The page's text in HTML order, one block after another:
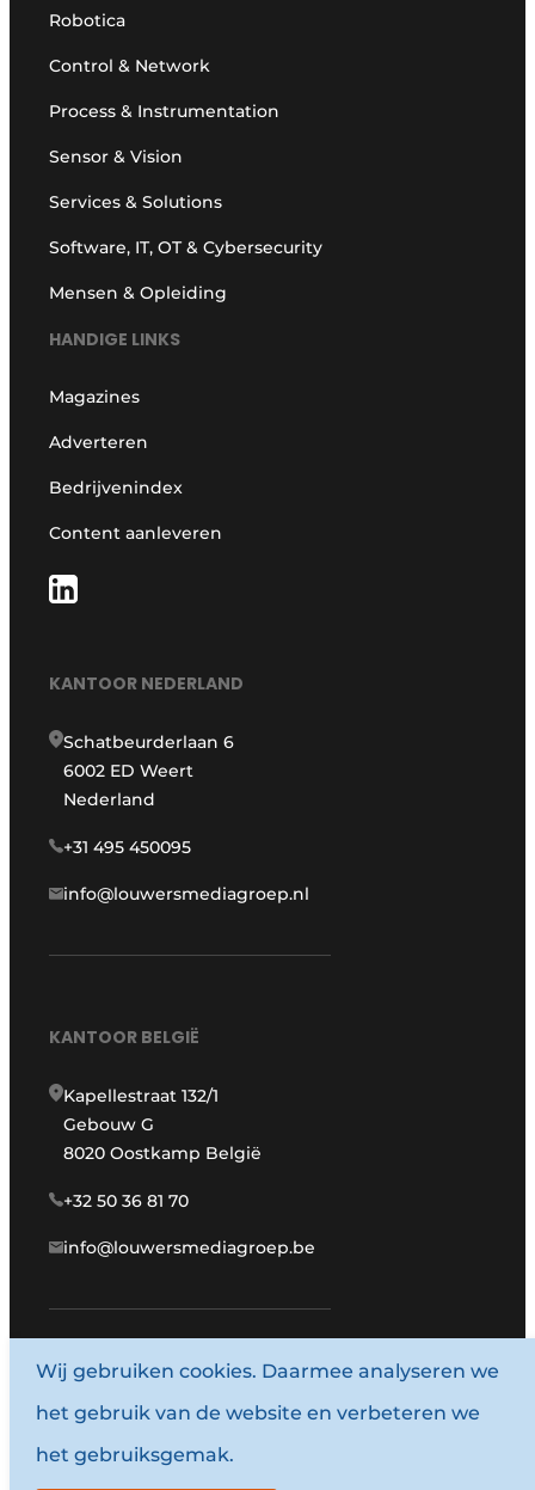
Robotica
Control & Network
Process & Instrumentation
Sensor & Vision
Services & Solutions
Software, IT, OT & Cybersecurity
Mensen & Opleiding
HANDIGE LINKS
Magazines
Adverteren
Bedrijvenindex
Content aanleveren
KANTOOR NEDERLAND
Schatbeurderlaan 6
6002 ED Weert
Nederland
+31 495 450095
info@louwersmediagroep.nl
KANTOOR BELGIË
Kapellestraat 132/1
Gebouw G
8020 Oostkamp België
+32 50 36 81 70
info@louwersmediagroep.be
www.louwersmediagroep.com
© 1987 - 2026 Louwersmediagroep.
Algemene voorwaarden
Wij gebruiken cookies. Daarmee analyseren we
het gebruik van de website en verbeteren we
het gebruiksgemak.